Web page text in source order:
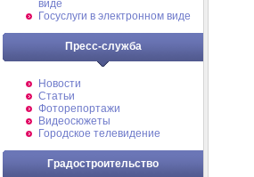
виде
Госуслуги в электронном виде
Пресс-служба
Новости
Статьи
Фоторепортажи
Видеосюжеты
Городское телевидение
Градостроительство